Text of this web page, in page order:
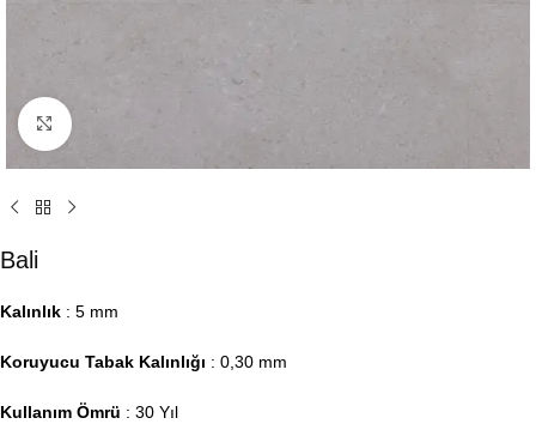
Click to enlarge
Bali
Kalınlık : 5 mm
Koruyucu Tabak Kalınlığı : 0,30 mm
Kullanım Ömrü : 30 Yıl